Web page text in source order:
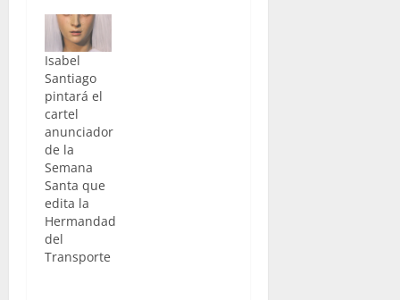
Isabel
Santiago
pintará el
cartel
anunciador
de la
Semana
Santa que
edita la
Hermandad
del
Transporte